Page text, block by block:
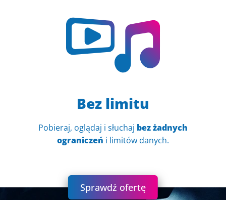
Bez limitu
Pobieraj, oglądaj i słuchaj bez żadnych
ograniczeń i limitów danych.
Sprawdź ofertę